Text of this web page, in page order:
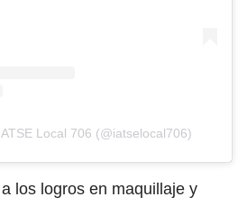
Local 706 (@iatselocal706)
los logros en maquillaje y